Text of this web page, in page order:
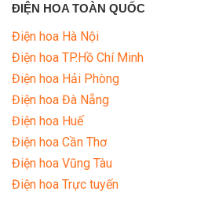
ĐIỆN HOA TOÀN QUỐC
Điện hoa Hà Nội
Điện hoa TP.Hồ Chí Minh
Điện hoa Hải Phòng
Điện hoa Đà Nẵng
Điện hoa Huế
Điện hoa Cần Thơ
Điện hoa Vũng Tàu
Điện hoa Trực tuyến